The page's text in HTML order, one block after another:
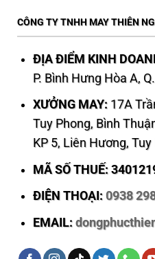
CÔNG TY TNHH MAY THIÊN
ĐỊA ĐIỂM KINH
P. Bình Hưng Hòa A,
XƯỞNG MAY: 17A
Tuy Phong, Bình
KP 5, Liên Hương,
MÃ SỐ THUẾ:
ĐIỆN THOẠI: 0938
EMAIL: